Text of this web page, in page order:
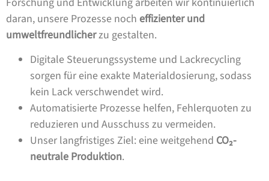
daran, unsere Prozesse noch effizienter und
umweltfreundlicherzu gestalten.
Digitale Steuerungssysteme und Lackrecycling
sorgen für eine exakte Materialdosierung, sodass
kein Lack verschwendet wird.
Automatisierte Prozesse helfen, Fehlerquoten zu
reduzieren und Ausschuss zu vermeiden.
Unser langfristiges Ziel: eine weitgehend CO₂-
neutrale Produktion.